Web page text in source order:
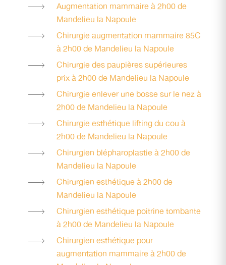
Augmentation mammaire à 2h00 de
Mandelieu la Napoule
Chirurgie augmentation mammaire 85C
à 2h00 de Mandelieu la Napoule
Chirurgie des paupières supérieures
prix à 2h00 de Mandelieu la Napoule
Chirurgie enlever une bosse sur le nez à
2h00 de Mandelieu la Napoule
Chirurgie esthétique lifting du cou à
2h00 de Mandelieu la Napoule
Chirurgien blépharoplastie à 2h00 de
Mandelieu la Napoule
Chirurgien esthétique à 2h00 de
Mandelieu la Napoule
Chirurgien esthétique poitrine tombante
à 2h00 de Mandelieu la Napoule
Chirurgien esthétique pour
augmentation mammaire à 2h00 de